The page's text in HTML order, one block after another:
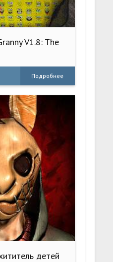
V1.8: The
Подробнее
детей